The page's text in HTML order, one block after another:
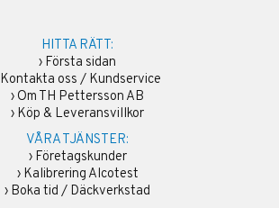
HITTA RÄTT:
› Första sidan
Kontakta oss / Kundservice
› Om TH Pettersson AB
› Köp & Leveransvillkor
VÅRA TJÄNSTER:
› Företagskunder
› Kalibrering Alcotest
› Boka tid / Däckverkstad